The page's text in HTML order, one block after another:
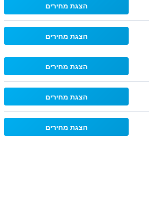
הצגת מחירים
הצגת מחירים
הצגת מחירים
הצגת מחירים
הצגת מחירים